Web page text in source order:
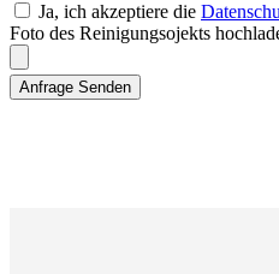
Ja, ich akzeptiere die
Foto des Reinigungsojekts